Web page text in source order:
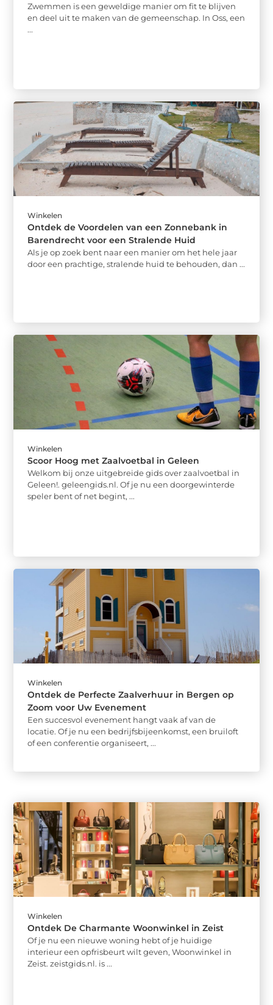
Zwemmen is een geweldige manier om fit te blijven
en deel uit te maken van de gemeenschap. In Oss, een
...
Winkelen
Ontdek de Voordelen van een Zonnebank in
Barendrecht voor een Stralende Huid
Als je op zoek bent naar een manier om het hele jaar
door een prachtige, stralende huid te behouden, dan ...
Winkelen
Scoor Hoog met Zaalvoetbal in Geleen
Welkom bij onze uitgebreide gids over zaalvoetbal in
Geleen!. geleengids.nl. Of je nu een doorgewinterde
speler bent of net begint, ...
Winkelen
Ontdek de Perfecte Zaalverhuur in Bergen op
Zoom voor Uw Evenement
Een succesvol evenement hangt vaak af van de
locatie. Of je nu een bedrijfsbijeenkomst, een bruiloft
of een conferentie organiseert, ...
Winkelen
Ontdek De Charmante Woonwinkel in Zeist
Of je nu een nieuwe woning hebt of je huidige
interieur een opfrisbeurt wilt geven, Woonwinkel in
Zeist. zeistgids.nl. is ...